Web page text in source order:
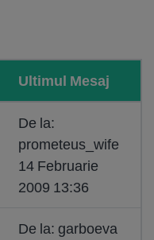
Ultimul Mesaj
De la:
prometeus_wife
14 Februarie
2009 13:36
De la: garboeva